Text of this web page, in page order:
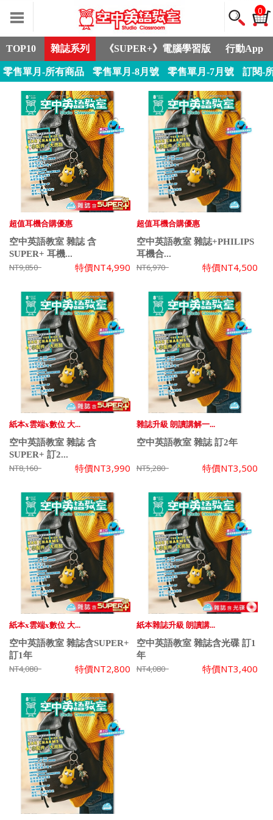
0
TOP10 雜誌系列 《SUPER+》電腦學習版 行動App
零售單月-所有商品 零售單月-8月號 零售單月-7月號 訂閱-
超值耳機合購優惠
空中英語教室 雜誌 含
SUPER+ 耳機...
NT9,850 特價NT4,990
超值耳機合購優惠
空中英語教室 雜誌+PHILIPS
耳機合...
NT6,970 特價NT4,500
紙本x雲端x數位 大...
空中英語教室 雜誌 含
SUPER+ 訂2...
NT8,160 特價NT3,990
雜誌升級 朗讀講解一...
空中英語教室 雜誌 訂2年
NT5,280 特價NT3,500
紙本x雲端x數位 大...
空中英語教室 雜誌含SUPER+
訂1年
NT4,080 特價NT2,800
紙本雜誌升級 朗讀講...
空中英語教室 雜誌含光碟 訂1
年
NT4,080 特價NT3,400